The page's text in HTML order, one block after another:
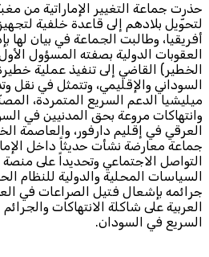
جماعة التغيير الإماراتية من مغبة
بلادهم إلى قاعدة خلفية لتجهيز
وطالبت الجماعة في بيان لها
الدولية بصفته المسؤول الأول
القاضي إلى تنفيذ عملية خطيرة
الدعم السريع المتمردة،
مروعة بحق المدنيين في
في إقليم دارفور، والعاصمة
معارضة نشأت حديثاً داخل
الاجتماعي وتحديداً على منصة
المحلية والدولية للنظام
بإشعال فتيل الصراعات في
على شاكلة الانتهاكات والجرائم
في السودان.